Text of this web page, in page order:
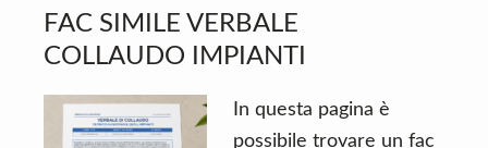
FAC SIMILE VERBALE
COLLAUDO IMPIANTI
In questa pagina è
possibile trovare un fac